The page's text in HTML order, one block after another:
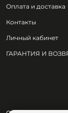
Оплата и доставка
Контакты
Личный кабинет
ГАРАНТИЯ И